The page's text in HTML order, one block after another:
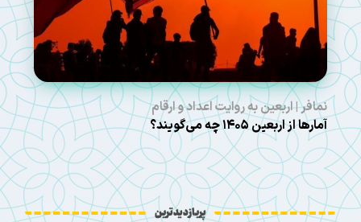
نمافر | اربعین به روایت اعداد و ارقام
آمارها از اربعین ۱۴۰۵ چه می‌گویند؟
پربازدیدترین